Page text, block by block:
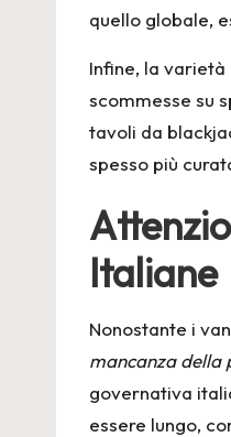
quello globale,
Infine, la
scommesse su
tavoli da
spesso più
Italiane
Nonostante i
mancanza della
governativa
essere lungo,